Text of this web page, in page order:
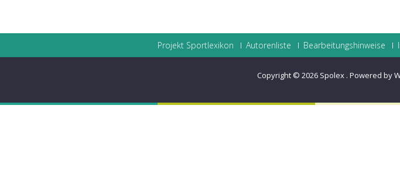
Projekt Sportlexikon Autorenliste Bearbeitungshinweise
Copyright © 2026 Spolex . Powered by